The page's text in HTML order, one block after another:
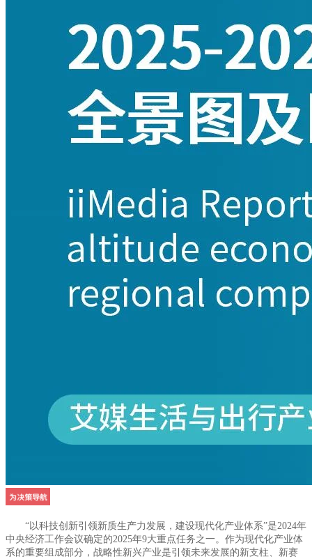
“以科技创新引领新质生产力发展，建设现代化产业体系”是2024年
中央经济工作会议确定的2025年9大重点任务之一。作为现代化产业体
系的重要组成部分，战略性新兴产业是引领未来发展的新支柱、新赛